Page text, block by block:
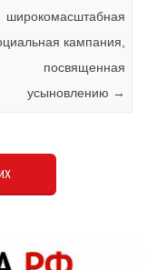
широкомасштабная
кампания,
посвященная
усыновлению →